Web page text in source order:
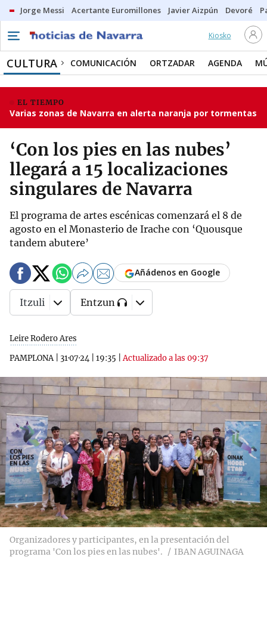
Jorge Messi Acertante Euromillones Javier Aizpún Devoré
Kiosko
CULTURA COMUNICACIÓN ORTZADAR AGENDA
EL TIEMPO
Varias zonas de Navarra en alerta naranja por tormentas
‘Con los pies en las nubes’
llegará a 15 localizaciones
singulares de Navarra
El programa de artes escénicas comenzará el 8 de
agosto en el Monasterio de Irache con ‘Quousque
tandem abutere’
Leire Rodero Ares
PAMPLONA| 31·07·24 19:35 |Actualizado a las 09:37
Añádenos en Google
Itzuli Entzun
Organizadores y participantes, en la presentación del
programa 'Con los pies en las nubes'.
IBAN AGUINAGA